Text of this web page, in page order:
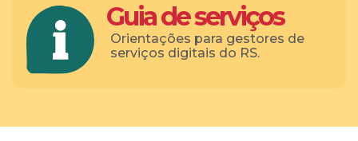
Guia de serviços
Orientações para gestores de
serviços digitais do RS.